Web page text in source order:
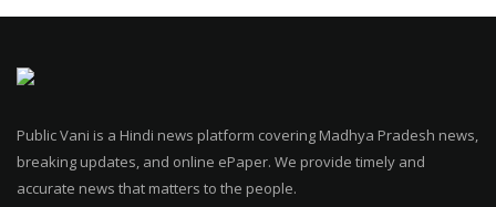
Public Vani is a Hindi news platform covering Madhya Pradesh news,
breaking updates, and online ePaper. We provide timely and
accurate news that matters to the people.